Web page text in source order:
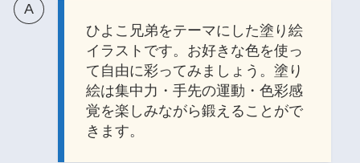
ひよこ兄弟をテーマにした塗り絵
イラストです。お好きな色を使っ
て自由に彩ってみましょう。塗り
絵は集中力・手先の運動・色彩感
覚を楽しみながら鍛えることがで
きます。